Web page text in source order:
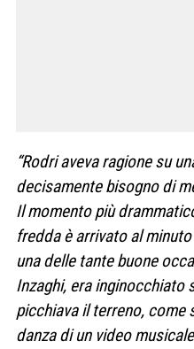
“Rodri aveva ragione su
decisamente bisogno di
Il momento più
fredda è arrivato al
una delle tante buone
Inzaghi, era inginocchiato
picchiava il terreno, come
danza di un video